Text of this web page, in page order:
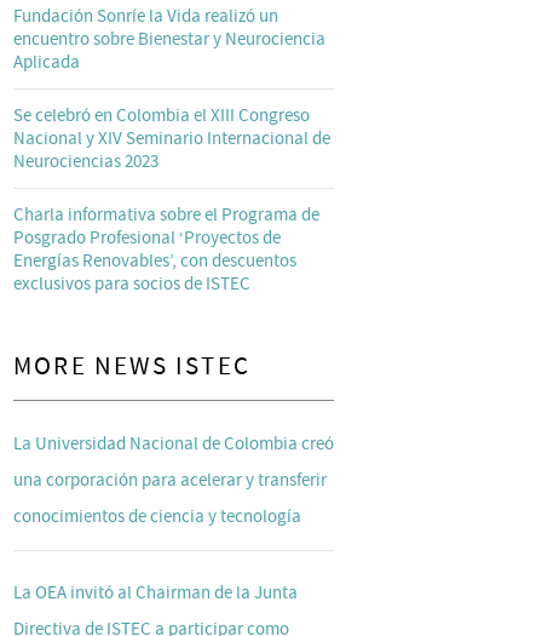
Fundación Sonríe la Vida realizó un
encuentro sobre Bienestar y Neurociencia
Aplicada
Se celebró en Colombia el XIII Congreso
Nacional y XIV Seminario Internacional de
Neurociencias 2023
Charla informativa sobre el Programa de
Posgrado Profesional ‘Proyectos de
Energías Renovables’, con descuentos
exclusivos para socios de ISTEC
MORE NEWS ISTEC
La Universidad Nacional de Colombia creó
una corporación para acelerar y transferir
conocimientos de ciencia y tecnología
La OEA invitó al Chairman de la Junta
Directiva de ISTEC a participar como